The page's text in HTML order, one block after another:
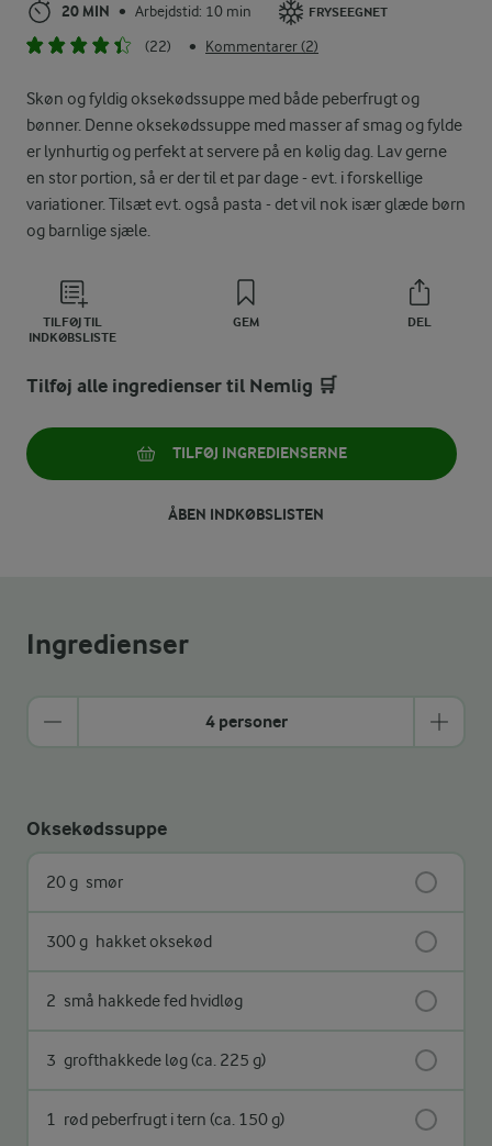
20 MIN • Arbejdstid: 10 min FRYSEEGNET
(22) • Kommentarer (2)
Skøn og fyldig oksekødssuppe med både peberfrugt og
bønner. Denne oksekødssuppe med masser af smag og fylde
er lynhurtig og perfekt at servere på en kølig dag. Lav gerne
en stor portion, så er der til et par dage - evt. i forskellige
variationer. Tilsæt evt. også pasta - det vil nok især glæde børn
og barnlige sjæle.
TILFØJ TIL
INDKØBSLISTE
GEM DEL
Tilføj alle ingredienser til Nemlig 🛒
TILFØJ INGREDIENSERNE
ÅBEN INDKØBSLISTEN
Ingredienser
4 personer
Oksekødssuppe
20 g smør
300 g hakket oksekød
2 små hakkede fed hvidløg
3 grofthakkede løg (ca. 225 g)
1 rød peberfrugt i tern (ca. 150 g)